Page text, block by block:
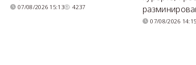
07/08/2026 15:13 4237
07/08/2026